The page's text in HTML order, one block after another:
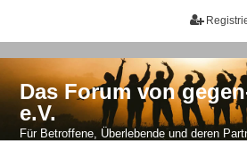
Das Forum von
e.V.
Für Betroffene, Überlebende und deren